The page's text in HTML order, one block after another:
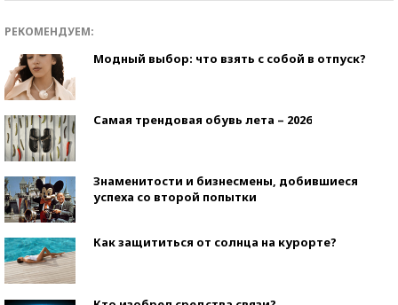
РЕКОМЕНДУЕМ:
Модный выбор: что взять с собой в отпуск?
Самая трендовая обувь лета – 2026
Знаменитости и бизнесмены, добившиеся
успеха со второй попытки
Как защититься от солнца на курорте?